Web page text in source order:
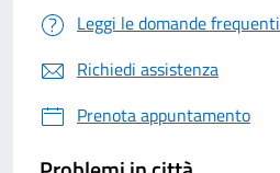
Leggi le domande frequenti
Richiedi assistenza
Prenota appuntamento